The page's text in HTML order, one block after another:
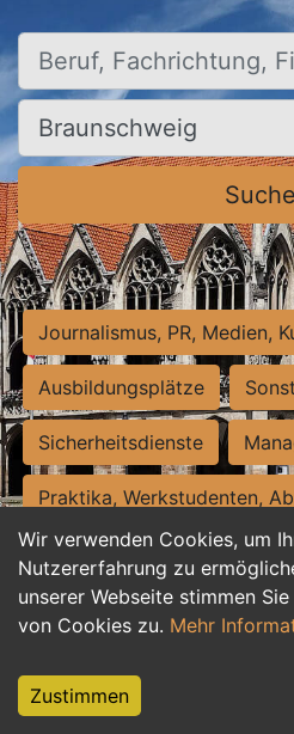
Wir verwenden Cookies, um
Nutzererfahrung zu
unserer Webseite stimmen
von Cookies zu. Mehr
Zustimmen
Beruf, Fachrichtung, Firma
Ort, Stadt
Journalismus, PR, Medien,
Ausbildungsplätze
Sicherheitsdienste
Praktika, Werkstudenten,
Personalwesen
Hilfskräfte, Aushilfs- und
Weiterbildung, Studium,